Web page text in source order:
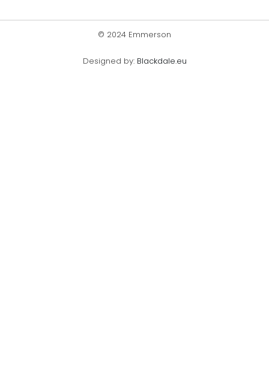
© 2024 Emmerson
Designed by: Blackdale.eu